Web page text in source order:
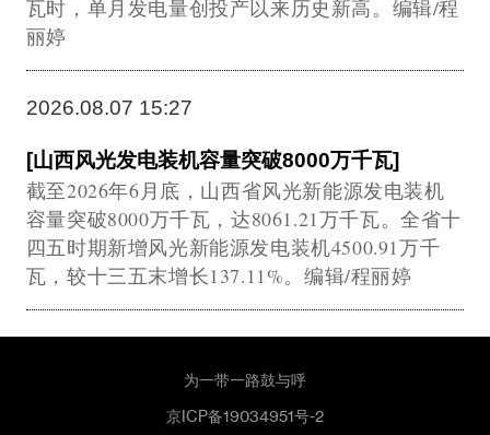
瓦时，单月发电量创投产以来历史新高。编辑/程
丽婷
2026.08.07 15:27
[山西风光发电装机容量突破8000万千瓦]
截至2026年6月底，山西省风光新能源发电装机
容量突破8000万千瓦，达8061.21万千瓦。全省十
四五时期新增风光新能源发电装机4500.91万千
瓦，较十三五末增长137.11%。编辑/程丽婷
为一带一路鼓与呼
京ICP备19034951号-2